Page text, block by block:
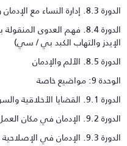
النساء مع الإدمان والأم المدمنة وأطفالهن
الدورة 8.4. فهم العدوى
والتهاب الكبد بي / سي)
8.5. الألم والإدمان
9: مواضيع خاصة
الأخلاقية والسرية وإرشادات أفضل الممارسات
الإدمان في مكان العمل
في الإصلاحية والطب النفسي الشرعي للإدمان